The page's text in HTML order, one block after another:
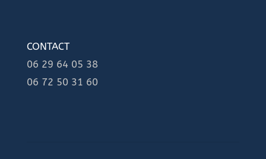
CONTACT
06 29 64 05 38
06 72 50 31 60